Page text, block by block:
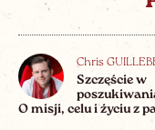
Chris
Szczęście w
O misji, celu i życiu z